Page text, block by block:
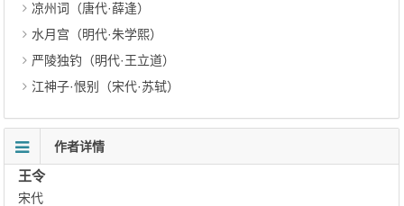
凉州词（唐代·薛逢）
水月宫（明代·朱学熙）
严陵独钓（明代·王立道）
江神子·恨别（宋代·苏轼）
作者详情
王令
宋代